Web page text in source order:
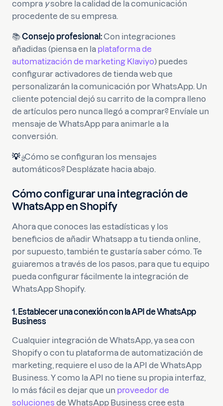
compra ysobre la calidad de la comunicación
procedente de su empresa.
📚Consejo profesional: Con integraciones
añadidas (piensa en la plataforma de
automatización de marketing Klaviyo) puedes
configurar activadores de tienda web que
personalizarán la comunicación por WhatsApp. Un
cliente potencial dejó su carrito de la compra lleno
de artículos pero nunca llegó a comprar? Envíale un
mensaje de WhatsApp para animarle a la
conversión.
💡¿Cómo se configuran los mensajes
automáticos? Desplázate hacia abajo.
Cómo configurar una integración de
WhatsApp en Shopify
Ahora que conoces las estadísticas y los
beneficios de añadir Whatsapp a tu tienda online,
por supuesto, también te gustaría saber cómo. Te
guiaremos a través de los pasos, para que tu equipo
pueda configurar fácilmente la integración de
WhatsApp Shopify.
1. Establecer una conexión con la API de WhatsApp
Business
Cualquier integración de WhatsApp, ya sea con
Shopify o con tu plataforma de automatización de
marketing, requiere el uso de la API de WhatsApp
Business. Y como la API no tiene su propia interfaz,
lo más fácil es dejar que un proveedor de
soluciones de WhatsApp Business cree esta